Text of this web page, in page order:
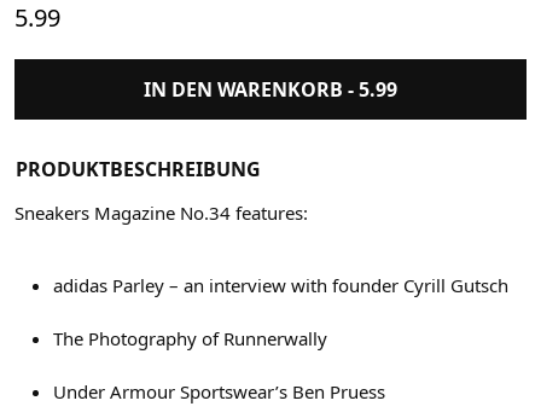
5.99
IN DEN WARENKORB -5.99
PRODUKTBESCHREIBUNG
Sneakers Magazine No.34 features:
adidas Parley – an interview with founder Cyrill Gutsch
The Photography of Runnerwally
Under Armour Sportswear’s Ben Pruess